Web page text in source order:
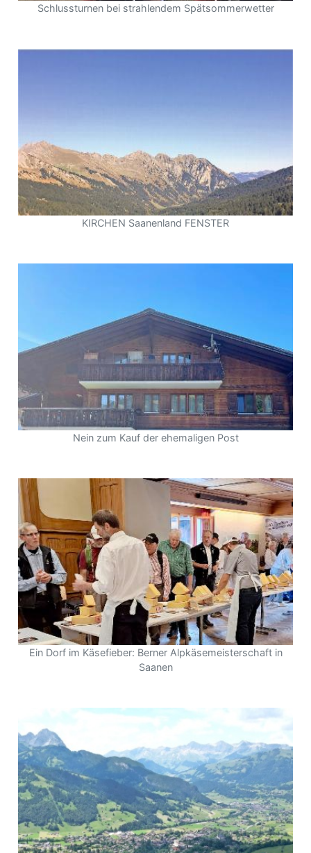
Schlussturnen bei strahlendem Spätsommerwetter
KIRCHEN Saanenland FENSTER
Nein zum Kauf der ehemaligen Post
Ein Dorf im Käsefieber: Berner Alpkäsemeisterschaft in
Saanen